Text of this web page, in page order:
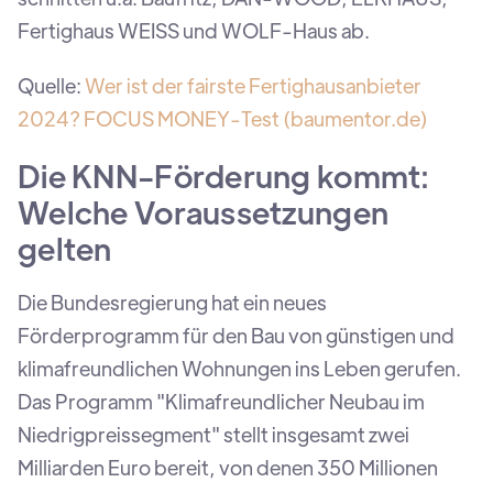
Fertighaus WEISS und WOLF-Haus ab.
Quelle:Wer ist der fairste Fertighausanbieter
2024? FOCUS MONEY-Test (baumentor.de)
Die KNN-Förderung kommt:
Welche Voraussetzungen
gelten
Die Bundesregierung hat ein neues
Förderprogramm für den Bau von günstigen und
klimafreundlichen Wohnungen ins Leben gerufen.
Das Programm "Klimafreundlicher Neubau im
Niedrigpreissegment" stellt insgesamt zwei
Milliarden Euro bereit, von denen 350 Millionen